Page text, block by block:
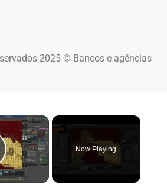
2025 © Bancos e agências
×
Video
Now Playing